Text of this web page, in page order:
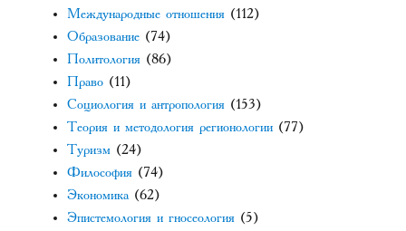
Международные отношения (112)
Образование (74)
Политология (86)
Право (11)
Социология и антропология (153)
Теория и методология регионологии (77)
Туризм (24)
Философия (74)
Экономика (62)
Эпистемология и гносеология (5)